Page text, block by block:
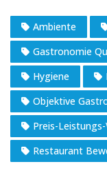
Ambiente
Gastronomie
Hygiene
Objektive
Preis-
Restaurant